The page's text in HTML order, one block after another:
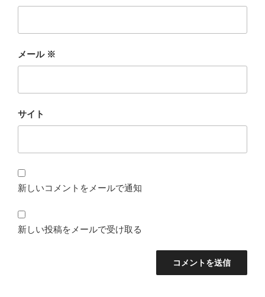
メール ※
サイト
新しいコメントをメールで通知
新しい投稿をメールで受け取る